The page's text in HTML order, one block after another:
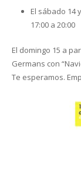
El sábado 14
17:00 a 20:00
El domingo 15 a
Germans con
Te esperamos.